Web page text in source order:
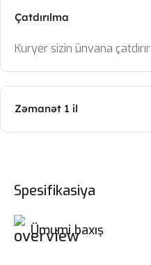
Çatdırılma
Kuryer sizin ünvana çatdırır
Zəmanət 1 il
Spesifikasiya
Ümumi baxış